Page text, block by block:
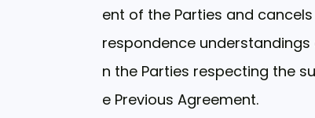
ent of the Parties and
respondence
n the Parties respecting the
e Previous Agreement.